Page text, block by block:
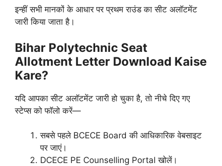
इन्हीं सभी मानकों के आधार पर प्रथम राउंड का सीट अलॉटमेंट
जारी किया जाता है।
Bihar Polytechnic Seat
Allotment Letter Download Kaise
Kare?
यदि आपका सीट अलॉटमेंट जारी हो चुका है, तो नीचे दिए गए
स्टेप्स को फॉलो करें—
सबसे पहले BCECE Board की आधिकारिक वेबसाइट
पर जाएं।
DCECE PE Counselling Portal खोलें।